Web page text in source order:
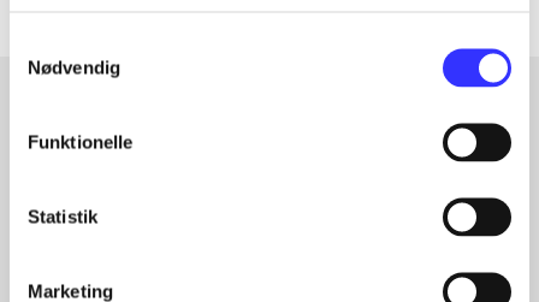
Nødvendig
Funktionelle
Statistik
Marketing
Artikler med samme emner